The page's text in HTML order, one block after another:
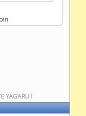
YAGARU !